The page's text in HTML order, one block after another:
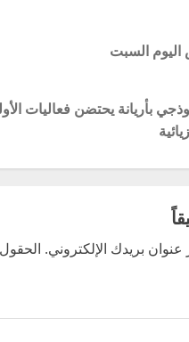
السبت
بأريانة يحتضن فعاليات
بريدك الإلكتروني.